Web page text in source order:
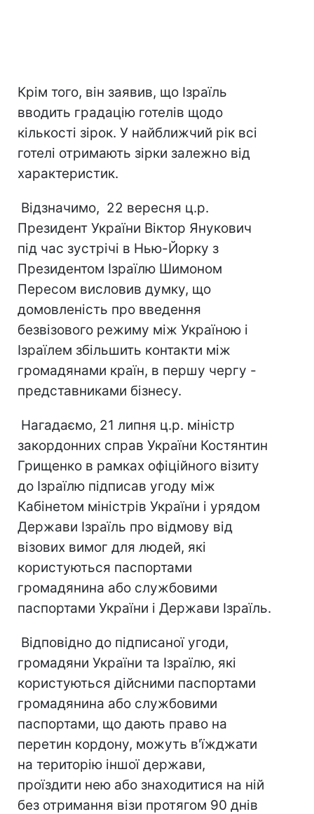
Крім того, він заявив, що Ізраїль
вводить градацію готелів щодо
кількості зірок. У найближчий рік всі
готелі отримають зірки залежно від
характеристик.
Відзначимо, 22 вересня ц.р.
Президент України Віктор Янукович
під час зустрічі в Нью-Йорку з
Президентом Ізраїлю Шимоном
Пересом висловив думку, що
домовленість про введення
безвізового режиму між Україною і
Ізраїлем збільшить контакти між
громадянами країн, в першу чергу -
представниками бізнесу.
Нагадаємо, 21 липня ц.р. міністр
закордонних справ України Костянтин
Грищенко в рамках офіційного візиту
до Ізраїлю підписав угоду між
Кабінетом міністрів України і урядом
Держави Ізраїль про відмову від
візових вимог для людей, які
користуються паспортами
громадянина або службовими
паспортами України і Держави Ізраїль.
Відповідно до підписаної угоди,
громадяни України та Ізраїлю, які
користуються дійсними паспортами
громадянина або службовими
паспортами, що дають право на
перетин кордону, можуть в'їжджати
на територію іншої держави,
проїздити нею або знаходитися на ній
без отримання візи протягом 90 днів